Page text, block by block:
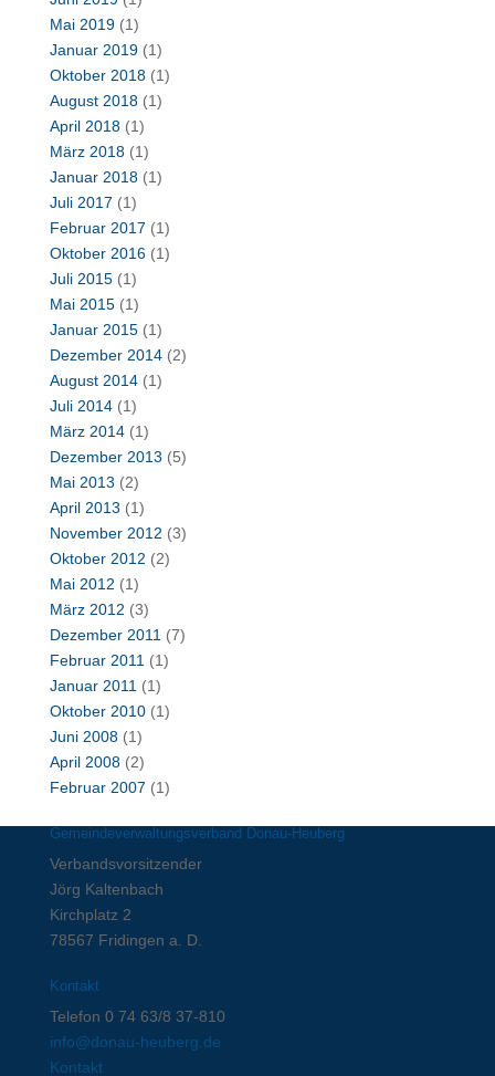
Mai 2019(1)
Januar 2019(1)
Oktober 2018(1)
August 2018(1)
April 2018(1)
März 2018(1)
Januar 2018(1)
Juli 2017 (1)
Februar 2017 (1)
Oktober 2016(1)
Juli 2015(1)
Mai 2015(1)
Januar 2015(1)
Dezember 2014(2)
August 2014(1)
Juli 2014(1)
März 2014(1)
Dezember 2013 (5)
Mai 2013 (2)
April 2013 (1)
November 2012 (3)
Oktober 2012 (2)
Mai 2012 (1)
März 2012 (3)
Dezember 2011 (7)
Februar 2011 (1)
Januar 2011 (1)
Oktober 2010(1)
Juni 2008(1)
April 2008(2)
Februar 2007 (1)
Gemeindeverwaltungsverband Donau-Heuberg
Verbandsvorsitzender
Jörg Kaltenbach
Kirchplatz 2
78567 Fridingen a. D.
Kontakt
Telefon 0 74 63/8 37-810
info@donau-heuberg.de
Kontakt